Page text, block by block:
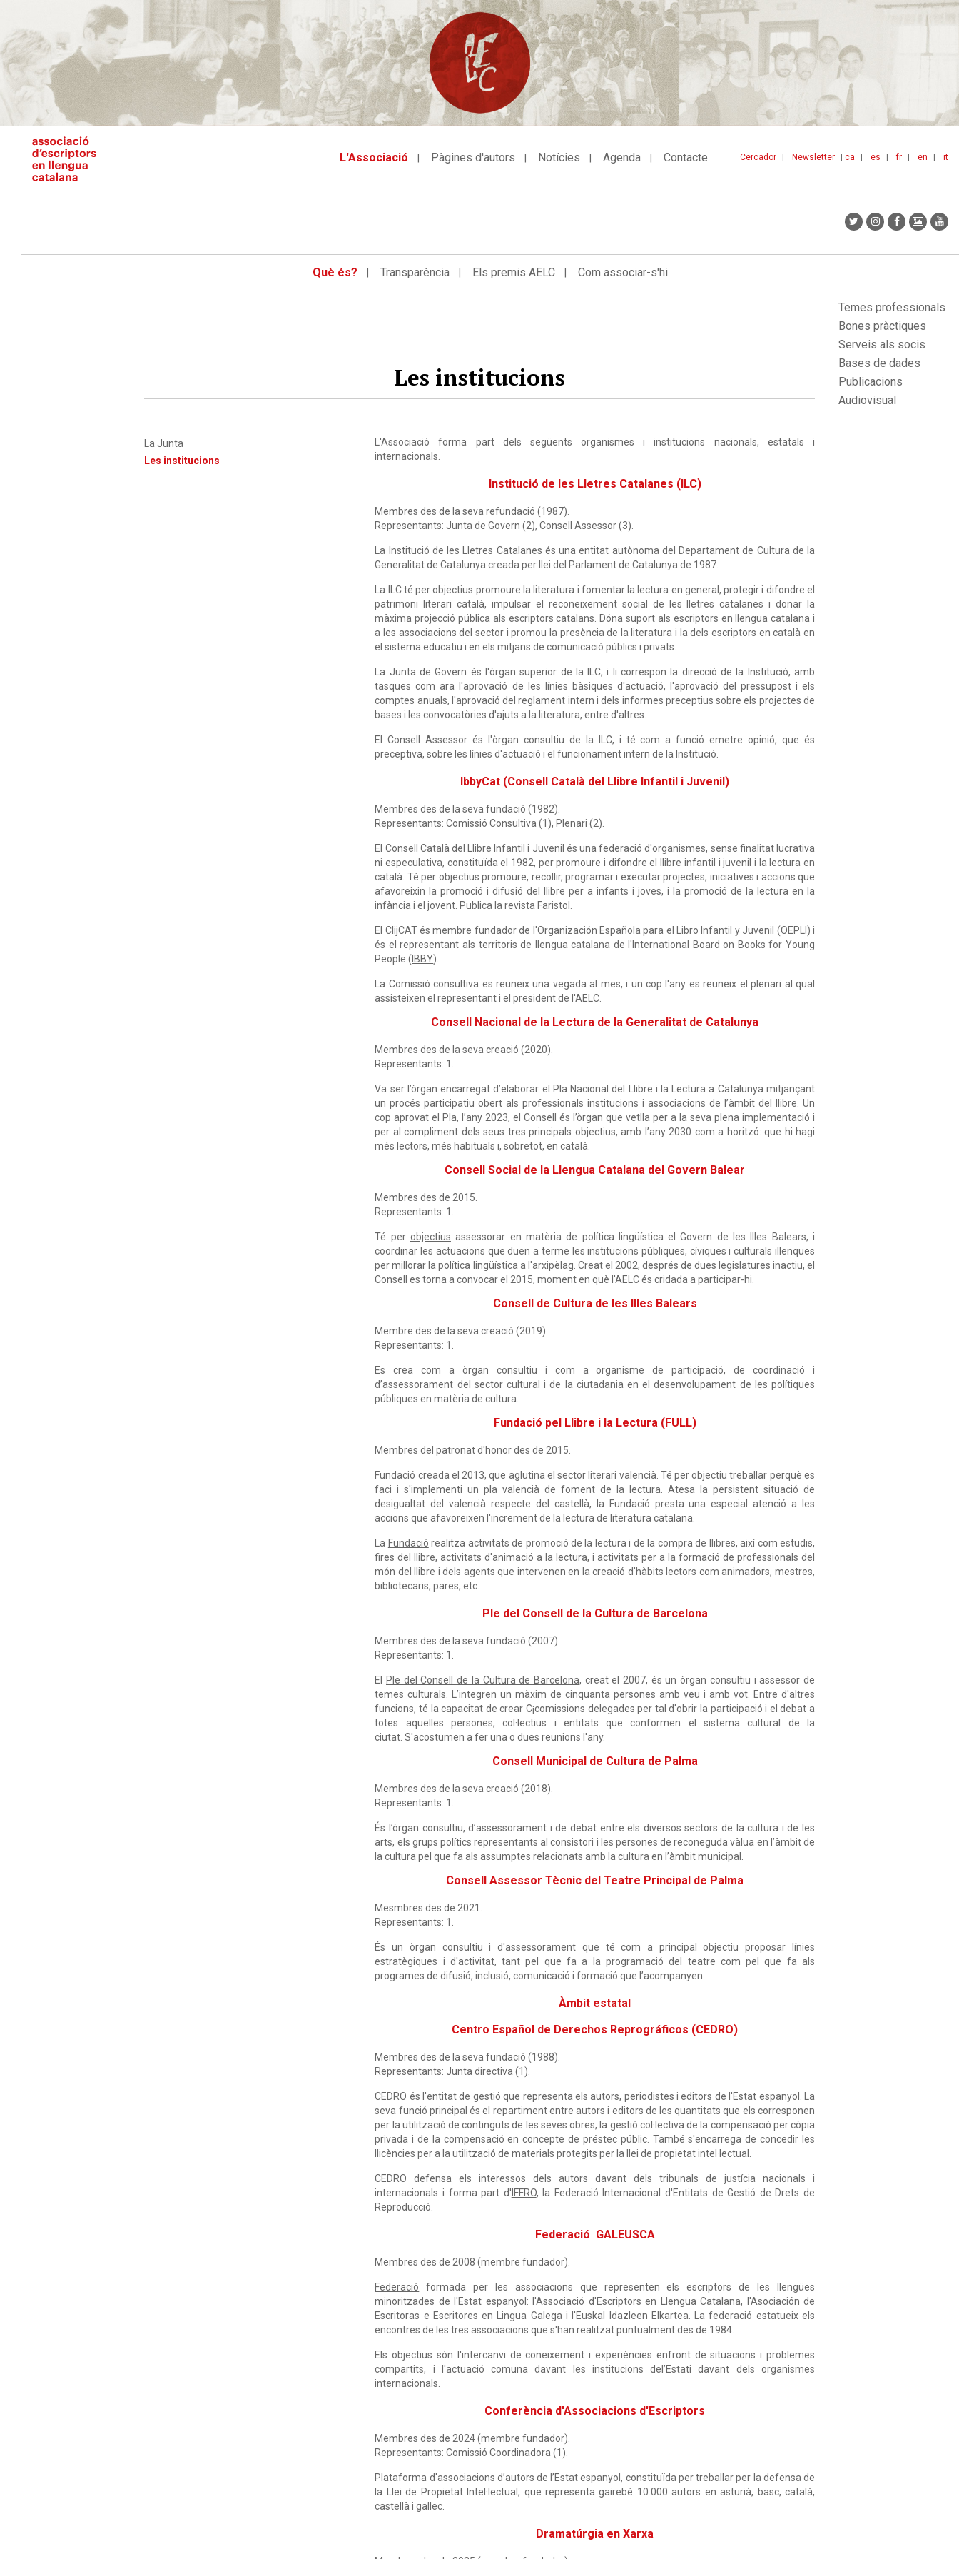
contingut
ca es fr en it
Cercador Newsletter
L'Associació Pàgines d'autors Notícies Agenda Contacte
Main
Què és? Transparència Els premis AELC Com associar-s'hi
Menu
lateral
Temes professionals
Bones pràctiques
Serveis als socis
Bases de dades
Publicacions
Audiovisual
Les institucions
Main
La Junta
Les institucions
L'Associació forma part dels següents organismes i institucions nacionals, estatals i
internacionals.
Institució de les Lletres Catalanes (ILC)
Membres des de la seva refundació (1987).
Representants: Junta de Govern (2), Consell Assessor (3).
La Institució de les Lletres Catalanes és una entitat autònoma del Departament de Cultura de la
Generalitat de Catalunya creada per llei del Parlament de Catalunya de 1987.
La ILC té per objectius promoure la literatura i fomentar la lectura en general, protegir i difondre el
patrimoni literari català, impulsar el reconeixement social de les lletres catalanes i donar la
màxima projecció pública als escriptors catalans. Dóna suport als escriptors en llengua catalana i
a les associacions del sector i promou la presència de la literatura i la dels escriptors en català en
el sistema educatiu i en els mitjans de comunicació públics i privats.
La Junta de Govern és l'òrgan superior de la ILC, i li correspon la direcció de la Institució, amb
tasques com ara l'aprovació de les línies bàsiques d'actuació, l'aprovació del pressupost i els
comptes anuals, l'aprovació del reglament intern i dels informes preceptius sobre els projectes de
bases i les convocatòries d'ajuts a la literatura, entre d'altres.
El Consell Assessor és l'òrgan consultiu de la ILC, i té com a funció emetre opinió, que és
preceptiva, sobre les línies d'actuació i el funcionament intern de la Institució.
IbbyCat (Consell Català del Llibre Infantil i Juvenil)
Membres des de la seva fundació (1982).
Representants: Comissió Consultiva (1), Plenari (2).
El Consell Català del Llibre Infantil i Juvenil és una federació d'organismes, sense finalitat lucrativa
ni especulativa, constituïda el 1982, per promoure i difondre el llibre infantil i juvenil i la lectura en
català. Té per objectius promoure, recollir, programar i executar projectes, iniciatives i accions que
afavoreixin la promoció i difusió del llibre per a infants i joves, i la promoció de la lectura en la
infància i el jovent. Publica la revista Faristol.
El ClijCAT és membre fundador de l'Organización Española para el Libro Infantil y Juvenil (OEPLI ) i
és el representant als territoris de llengua catalana de l'International Board on Books for Young
People ( IBBY).
La Comissió consultiva es reuneix una vegada al mes, i un cop l'any es reuneix el plenari al qual
assisteixen el representant i el president de l'AELC.
Consell Nacional de la Lectura de la Generalitat de Catalunya
Membres des de la seva creació (2020).
Representants: 1.
Va ser l’òrgan encarregat d’elaborar el Pla Nacional del Llibre i la Lectura a Catalunya mitjançant
un procés participatiu obert als professionals institucions i associacions de l’àmbit del llibre. Un
cop aprovat el Pla, l’any 2023, el Consell és l’òrgan que vetlla per a la seva plena implementació i
per al compliment dels seus tres principals objectius, amb l’any 2030 com a horitzó: que hi hagi
més lectors, més habituals i, sobretot, en català.
Consell Social de la Llengua Catalana del Govern Balear
Membres des de 2015.
Representants: 1.
Té per objectius assessorar en matèria de política lingüística el Govern de les Illes Balears, i
coordinar les actuacions que duen a terme les institucions públiques, cíviques i culturals illenques
per millorar la política lingüística a l'arxipèlag. Creat el 2002, després de dues legislatures inactiu, el
Consell es torna a convocar el 2015, moment en què l'AELC és cridada a participar-hi.
Consell de Cultura de les Illes Balears
Membre des de la seva creació (2019).
Representants: 1.
Es crea com a òrgan consultiu i com a organisme de participació, de coordinació i
d’assessorament del sector cultural i de la ciutadania en el desenvolupament de les polítiques
públiques en matèria de cultura.
Fundació pel Llibre i la Lectura (FULL)
Membres del patronat d'honor des de 2015.
Fundació creada el 2013, que aglutina el sector literari valencià. Té per objectiu treballar perquè es
faci i s'implementi un pla valencià de foment de la lectura. Atesa la persistent situació de
desigualtat del valencià respecte del castellà, la Fundació presta una especial atenció a les
accions que afavoreixen l'increment de la lectura de literatura catalana.
La Fundació realitza activitats de promoció de la lectura i de la compra de llibres, així com estudis,
fires del llibre, activitats d'animació a la lectura, i activitats per a la formació de professionals del
món del llibre i dels agents que intervenen en la creació d'hàbits lectors com animadors, mestres,
bibliotecaris, pares, etc.
Ple del Consell de la Cultura de Barcelona
Membres des de la seva fundació (2007).
Representants: 1.
El Ple del Consell de la Cultura de Barcelona, creat el 2007, és un òrgan consultiu i assessor de
temes culturals. L’integren un màxim de cinquanta persones amb veu i amb vot. Entre d'altres
funcions, té la capacitat de crear C¡comissions delegades per tal d'obrir la participació i el debat a
totes aquelles persones, col·lectius i entitats que conformen el sistema cultural de la
ciutat. S'acostumen a fer una o dues reunions l'any.
Consell Municipal de Cultura de Palma
Membres des de la seva creació (2018).
Representants: 1.
És l’òrgan consultiu, d’assessorament i de debat entre els diversos sectors de la cultura i de les
arts, els grups polítics representants al consistori i les persones de reconeguda vàlua en l’àmbit de
la cultura pel que fa als assumptes relacionats amb la cultura en l’àmbit municipal.
Consell Assessor Tècnic del Teatre Principal de Palma
Mesmbres des de 2021.
Representants: 1.
És un òrgan consultiu i d'assessorament que té com a principal objectiu proposar línies
estratègiques i d'activitat, tant pel que fa a la programació del teatre com pel que fa als
programes de difusió, inclusió, comunicació i formació que l’acompanyen.
Àmbit estatal
Centro Español de Derechos Reprográficos (CEDRO)
Membres des de la seva fundació (1988).
Representants: Junta directiva (1).
CEDRO és l'entitat de gestió que representa els autors, periodistes i editors de l'Estat espanyol. La
seva funció principal és el repartiment entre autors i editors de les quantitats que els corresponen
per la utilització de continguts de les seves obres, la gestió col·lectiva de la compensació per còpia
privada i de la compensació en concepte de préstec públic. També s'encarrega de concedir les
llicències per a la utilització de materials protegits per la llei de propietat intel·lectual.
CEDRO defensa els interessos dels autors davant dels tribunals de justícia nacionals i
internacionals i forma part d' IFFRO, la Federació Internacional d'Entitats de Gestió de Drets de
Reproducció.
Federació GALEUSCA
Membres des de 2008 (membre fundador).
Federació formada per les associacions que representen els escriptors de les llengües
minoritzades de l'Estat espanyol: l'Associació d'Escriptors en Llengua Catalana, l'Asociación de
Escritoras e Escritores en Lingua Galega i l'Euskal Idazleen Elkartea. La federació estatueix els
encontres de les tres associacions que s'han realitzat puntualment des de 1984.
Els objectius són l'intercanvi de coneixement i experiències enfront de situacions i problemes
compartits, i l'actuació comuna davant les institucions del’Estati davant dels organismes
internacionals.
Conferència d'Associacions d'Escriptors
Membres des de 2024 (membre fundador).
Representants: Comissió Coordinadora (1).
Plataforma d'associacions d’autors de l’Estat espanyol, constituïda per treballar per la defensa de
la Llei de Propietat Intel·lectual, que representa gairebé 10.000 autors en asturià, basc, català,
castellà i gallec.
Dramatúrgia en Xarxa